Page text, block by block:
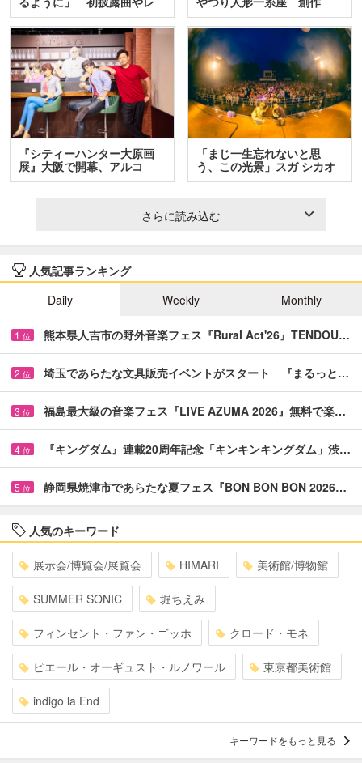
ア…
人…
『シティーハンター大原画
展』大阪で開幕、アルコ
＆…
「まじ一生忘れないと思
う、この光景」スガ シカオ
と…
さらに読み込む
人気記事ランキング
Daily
Weekly Monthly
1 位 熊本県人吉市の野外音楽フェス『Rural Act'26』TENDOU…
2 位 埼玉であらたな文具販売イベントがスタート 『まるっと…
3 位 福島最大級の音楽フェス『LIVE AZUMA 2026』無料で楽…
4 位 『キングダム』連載20周年記念「キンキンキングダム」渋…
5 位 静岡県焼津市であらたな夏フェス『BON BON BON 2026…
人気のキーワード
展示会/博覧会/展覧会 HIMARI 美術館/博物館
SUMMER SONIC 堀ちえみ
フィンセント・ファン・ゴッホ クロード・モネ
ピエール・オーギュスト・ルノワール 東京都美術館
indigo la End
キーワードをもっと見る